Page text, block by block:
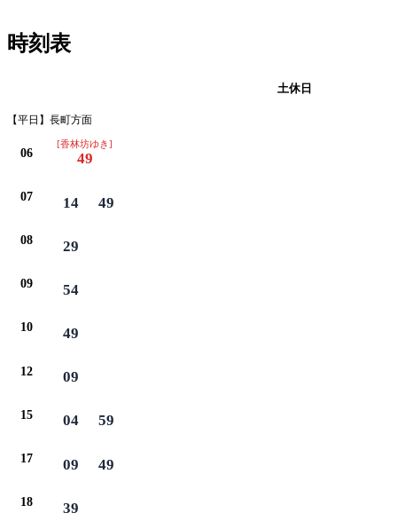
時刻表
土休日
【平日】長町方面
06
[香林坊ゆき]
49
07 14 49
08 29
09 54
10 49
12 09
15 04 59
17 09 49
18 39